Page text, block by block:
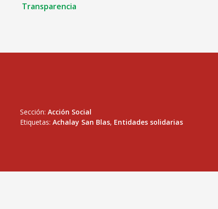
Transparencia
Sección: Acción Social
Etiquetas: Achalay San Blas, Entidades solidarias